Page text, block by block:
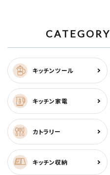
CATEGORY
キッチンツール
キッチン家電
カトラリー
キッチン収納